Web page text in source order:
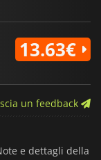
13.63€
un feedback
e dettagli della